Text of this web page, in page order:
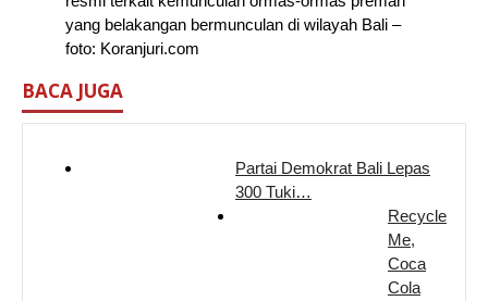
yang belakangan bermunculan di wilayah Bali –
foto: Koranjuri.com
BACA JUGA
Partai Demokrat Bali Lepas
300 Tuki…
Recycle
Me,
Coca
Cola